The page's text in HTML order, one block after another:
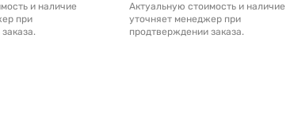
и наличие
при
Актуальную стоимость и наличие
уточняет менеджер при
продтверждении заказа.